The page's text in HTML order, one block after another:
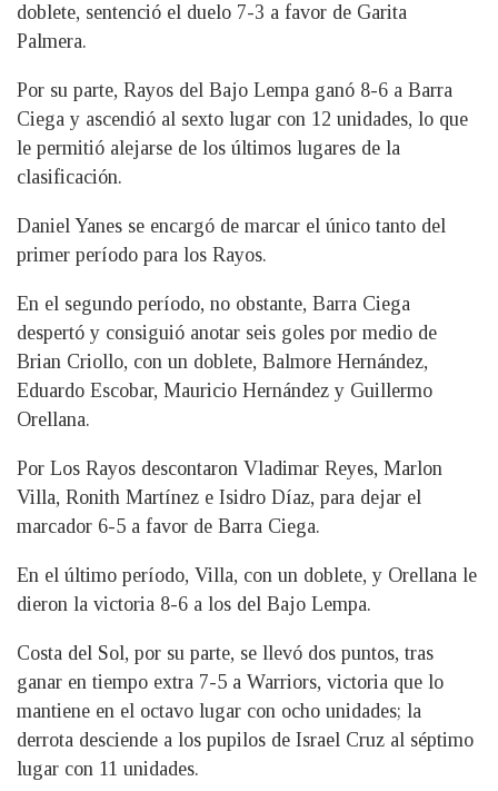
doblete, sentenció el duelo 7-3 a favor de Garita
Palmera.
Por su parte, Rayos del Bajo Lempa ganó 8-6 a Barra
Ciega y ascendió al sexto lugar con 12 unidades, lo que
le permitió alejarse de los últimos lugares de la
clasificación.
Daniel Yanes se encargó de marcar el único tanto del
primer período para los Rayos.
En el segundo período, no obstante, Barra Ciega
despertó y consiguió anotar seis goles por medio de
Brian Criollo, con un doblete, Balmore Hernández,
Eduardo Escobar, Mauricio Hernández y Guillermo
Orellana.
Por Los Rayos descontaron Vladimar Reyes, Marlon
Villa, Ronith Martínez e Isidro Díaz, para dejar el
marcador 6-5 a favor de Barra Ciega.
En el último período, Villa, con un doblete, y Orellana le
dieron la victoria 8-6 a los del Bajo Lempa.
Costa del Sol, por su parte, se llevó dos puntos, tras
ganar en tiempo extra 7-5 a Warriors, victoria que lo
mantiene en el octavo lugar con ocho unidades; la
derrota desciende a los pupilos de Israel Cruz al séptimo
lugar con 11 unidades.